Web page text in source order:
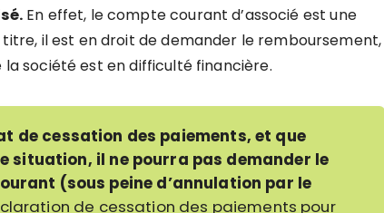
En effet, le compte courant d’associé est une
titre, il est en droit de demander le remboursement,
société est en difficulté financière.
de cessation des paiements, et que
situation, il ne pourra pas demander le
(sous peine d’annulation par le
de cessation des paiements pour